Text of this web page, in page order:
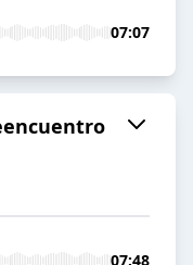
07:07
07:48